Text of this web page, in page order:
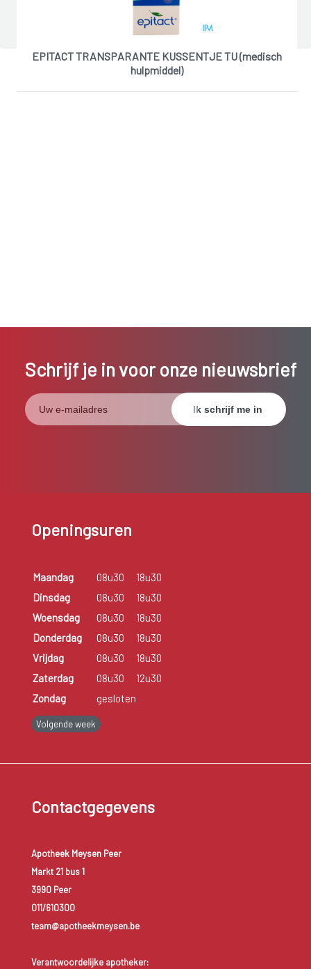
EPITACT TRANSPARANTE KUSSENTJE TU (medisch
hulpmiddel)
Schrijf je in voor onze nieuwsbrief
Openingsuren
Maandag 08u30
18u30
Dinsdag
08u30
18u30
Woensdag
08u30
18u30
Donderdag
08u30
18u30
Vrijdag
08u30
18u30
Zaterdag
08u30
12u30
Zondag
gesloten
Volgende week
Contactgegevens
Apotheek Meysen Peer
Markt 21 bus 1
3990 Peer
011/610300
team@apotheekmeysen.be
Verantwoordelijke apotheker: